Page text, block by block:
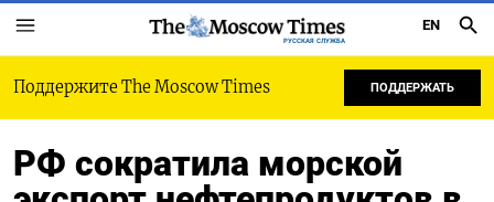
РУССКАЯ СЛУЖБА
EN
Поддержите The Moscow Times ПОДДЕРЖАТЬ
РФ сократила морской